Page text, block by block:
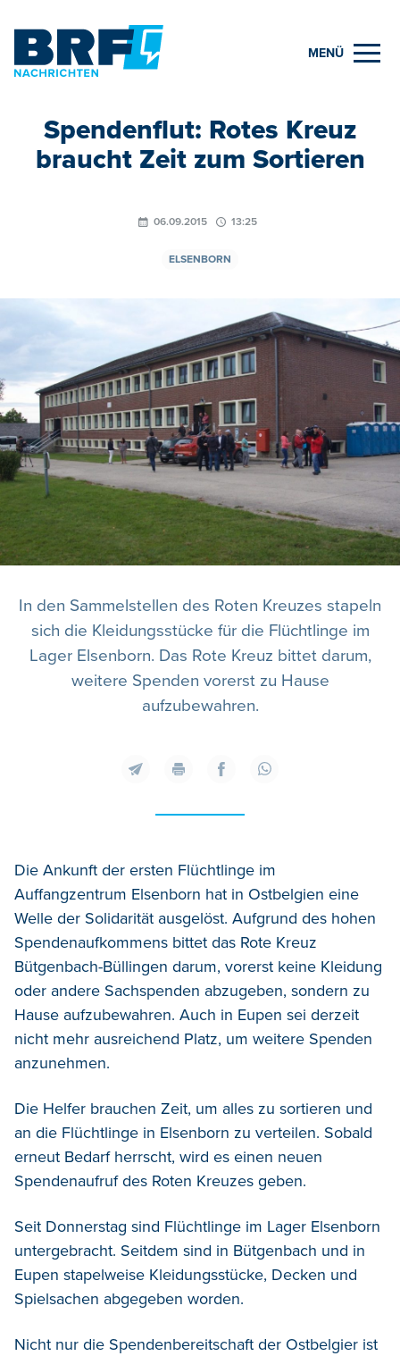
MENÜ
Spendenflut: Rotes Kreuz
braucht Zeit zum Sortieren
06.09.2015 13:25
ELSENBORN
In den Sammelstellen des Roten Kreuzes stapeln
sich die Kleidungsstücke für die Flüchtlinge im
Lager Elsenborn. Das Rote Kreuz bittet darum,
weitere Spenden vorerst zu Hause
aufzubewahren.
Die Ankunft der ersten Flüchtlinge im
Auffangzentrum Elsenborn hat in Ostbelgien eine
Welle der Solidarität ausgelöst. Aufgrund des hohen
Spendenaufkommens bittet das Rote Kreuz
Bütgenbach-Büllingen darum, vorerst keine Kleidung
oder andere Sachspenden abzugeben, sondern zu
Hause aufzubewahren. Auch in Eupen sei derzeit
nicht mehr ausreichend Platz, um weitere Spenden
anzunehmen.
Die Helfer brauchen Zeit, um alles zu sortieren und
an die Flüchtlinge in Elsenborn zu verteilen. Sobald
erneut Bedarf herrscht, wird es einen neuen
Spendenaufruf des Roten Kreuzes geben.
Seit Donnerstag sind Flüchtlinge im Lager Elsenborn
untergebracht. Seitdem sind in Bütgenbach und in
Eupen stapelweise Kleidungsstücke, Decken und
Spielsachen abgegeben worden.
Nicht nur die Spendenbereitschaft der Ostbelgier ist